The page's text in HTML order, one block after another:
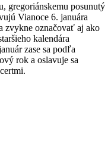
gregoriánskemu posunutý
Vianoce 6. januára
zvykne označovať aj ako
kalendára
zase sa podľa
rok a oslavuje sa